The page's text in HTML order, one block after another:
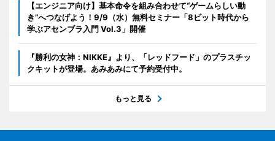
【エンジニア向け】基本命令を組み合わせて“ゲームらしい動
き”へつなげよう！9/9（水）無料セミナー「8ビット時代から
学ぶアセンブラ入門 Vol.3」開催
『勝利の女神：NIKKE』より、「レッドフード」のプラスチッ
クキットが登場。あみあみにて予約受付中。
もっと見る